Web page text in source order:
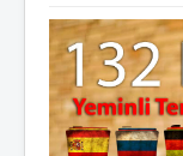
Anasayfa
Kurumsal
Neler
İletişim